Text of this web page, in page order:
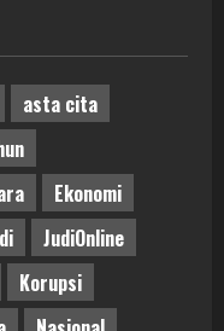
asta cita
Ekonomi
JudiOnline
Korupsi